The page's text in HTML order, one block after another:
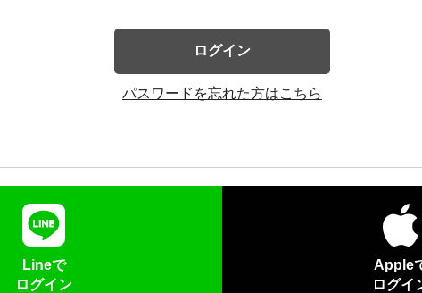
ログイン
パスワードを忘れた方はこちら
Lineで
ログイン
Apple
ログイ